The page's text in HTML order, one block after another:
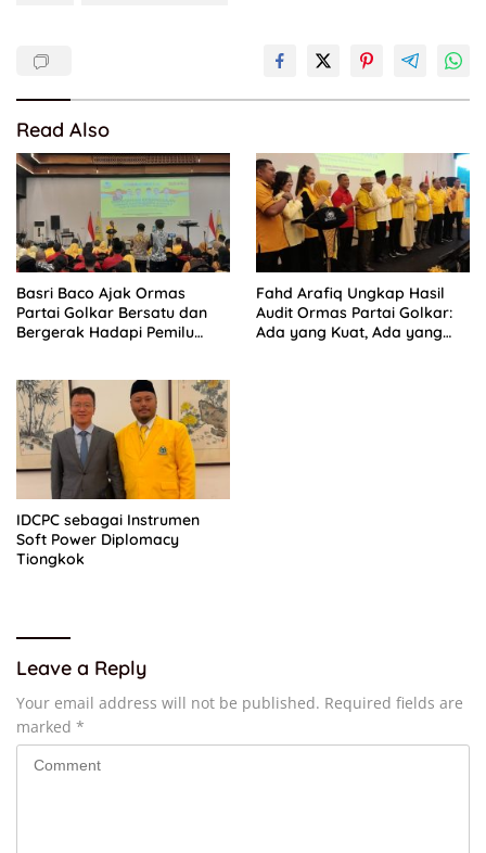
Read Also
Basri Baco Ajak Ormas
Partai Golkar Bersatu dan
Bergerak Hadapi Pemilu
Fahd Arafiq Ungkap Hasil
Audit Ormas Partai Golkar:
Ada yang Kuat, Ada yang
IDCPC sebagai Instrumen
Soft Power Diplomacy
Tiongkok
Leave a Reply
Your email address will not be published. Required fields are
marked *